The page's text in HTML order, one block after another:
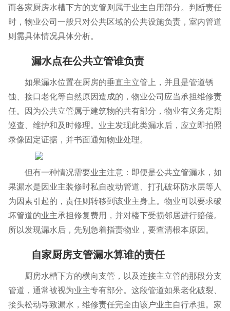
而各家厨房水槽下方的支管则属于业主自用部分。判断责任
时，物业公司一般只对公共区域的公共设施负责，室内管道
则需具体情况具体分析。
漏水点在公共立管谁负责
如果漏水位置在厨房的垂直主立管上，并且是管道锈
蚀、接口老化等自然原因造成的，物业公司应当承担维修责
任。因为公共立管属于建筑物的共有部分，物业有义务定期
巡查、维护和及时修理。业主发现此类漏水后，应立即拍照
录像固定证据，并书面通知物业处理。
但有一种情况需要业主注意：即便是公共立管漏水，如
果漏水是因业主装修时私自改动管道、打孔破坏防水层等人
为因素引起的，责任则转移到该业主身上。物业可以要求破
坏管道的业主承担修复费用，并对楼下受损邻居进行赔偿。
所以发现漏水后，先别急着指责物业，要查清根本原因。
自家厨房支管漏水算谁的责任
厨房水槽下方的横向支管，以及连接主立管的那段分支
管道，通常被视为业主专有部分。这段管道如果老化破裂、
接头松动导致漏水，维修责任完全由该户业主自行承担。家